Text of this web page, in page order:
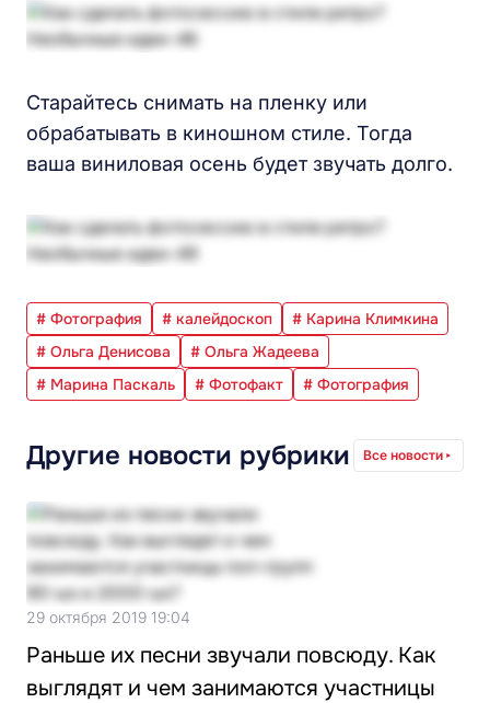
Старайтесь снимать на пленку или
обрабатывать в киношном стиле. Тогда
ваша виниловая осень будет звучать долго.
# Фотография # калейдоскоп
# Карина Климкина
# Ольга Денисова
# Ольга Жадеева
# Марина Паскаль
# Фотофакт # Фотография
Другие новости рубрики Все новости
29 октября 2019 19:04
Раньше их песни звучали повсюду. Как
выглядят и чем занимаются участницы